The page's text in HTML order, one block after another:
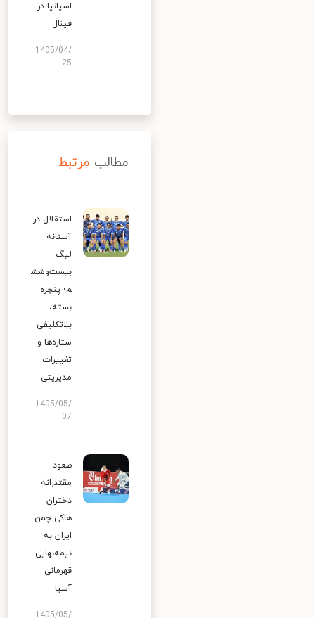
اسپانیا در
فینال
1405/04/
25
مطالب مرتبط
استقلال در
آستانه
لیگ
بیست‌وشش
م؛ پنجره
بسته،
بلاتکلیفی
ستاره‌ها و
تغییرات
مدیریتی
1405/05/
07
صعود
مقتدرانه
دختران
هاکی چمن
ایران به
نیمه‌نهایی
قهرمانی
آسیا
1405/05/